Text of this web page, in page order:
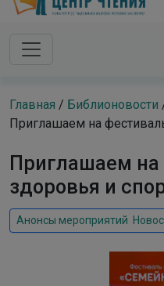
Главная / Библионовости
Приглашаем на
Приглашаем на
здоровья и
Анонсы мероприятий